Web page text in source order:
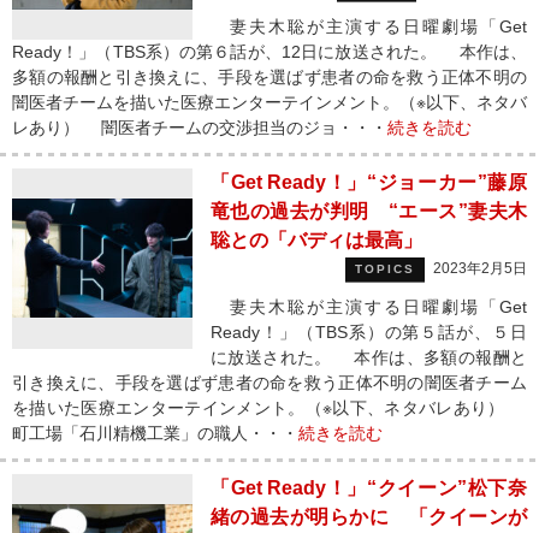
妻夫木聡が主演する日曜劇場「Get
Ready！」（TBS系）の第６話が、12日に放送された。 本作は、
多額の報酬と引き換えに、手段を選ばず患者の命を救う正体不明の
闇医者チームを描いた医療エンターテインメント。（※以下、ネタバ
レあり） 闇医者チームの交渉担当のジョ・・・ 続きを読む
「Get Ready！」“ジョーカー”藤原
竜也の過去が判明 “エース”妻夫木
聡との「バディは最高」
TOPICS 2023年2月5日
妻夫木聡が主演する日曜劇場「Get
Ready！」（TBS系）の第５話が、５日
に放送された。 本作は、多額の報酬と
引き換えに、手段を選ばず患者の命を救う正体不明の闇医者チーム
を描いた医療エンターテインメント。（※以下、ネタバレあり）
町工場「石川精機工業」の職人・・・ 続きを読む
「Get Ready！」“クイーン”松下奈
緒の過去が明らかに 「クイーンが